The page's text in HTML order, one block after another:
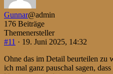
Gunnar@admin
176 Beiträge
Themenersteller
#11 · 19. Juni 2025, 14:32
Ohne das im Detail beurteilen zu
ich mal ganz pauschal sagen,